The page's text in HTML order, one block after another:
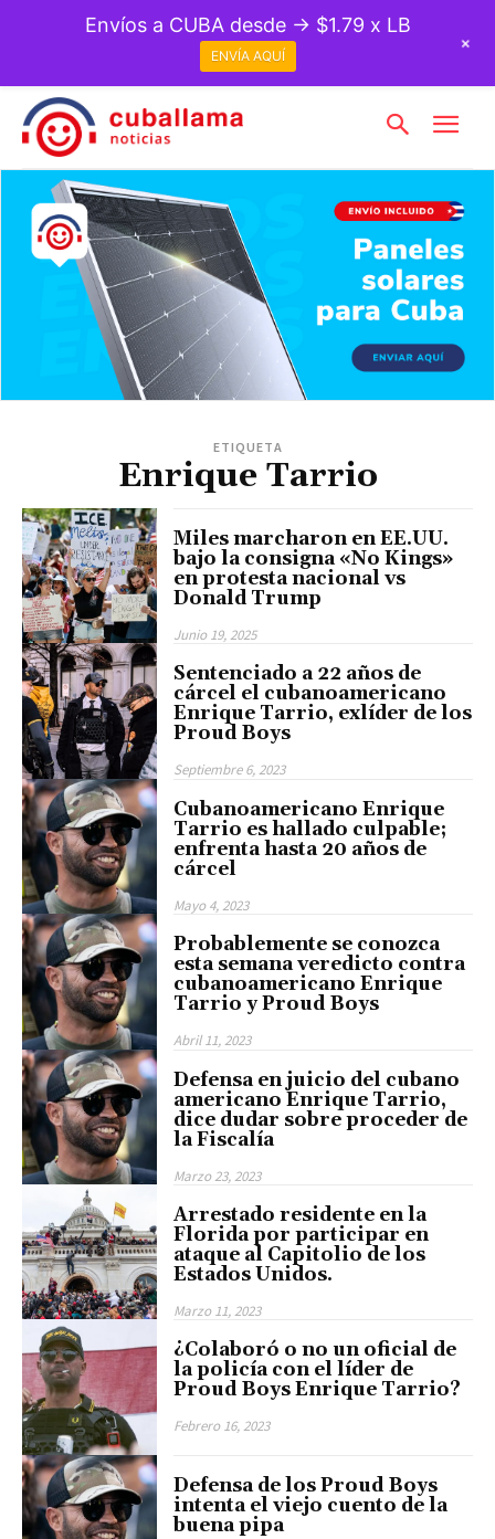
ETIQUETA
Enrique Tarrio
Miles marcharon en EE.UU.
bajo la consigna «No Kings»
en protesta nacional vs
Donald Trump
Junio 19, 2025
Sentenciado a 22 años de
cárcel el cubanoamericano
Enrique Tarrio, exlíder de los
Proud Boys
Septiembre 6, 2023
Cubanoamericano Enrique
Tarrio es hallado culpable;
enfrenta hasta 20 años de
cárcel
Mayo 4, 2023
Probablemente se conozca
esta semana veredicto contra
cubanoamericano Enrique
Tarrio y Proud Boys
Abril 11, 2023
Defensa en juicio del cubano
americano Enrique Tarrio,
dice dudar sobre proceder de
la Fiscalía
Marzo 23, 2023
Arrestado residente en la
Florida por participar en
ataque al Capitolio de los
Estados Unidos.
Marzo 11, 2023
¿Colaboró o no un oficial de
la policía con el líder de
Proud Boys Enrique Tarrio?
Febrero 16, 2023
Defensa de los Proud Boys
intenta el viejo cuento de la
buena pipa
Envíos a CUBA desde → $1.79 x LB
ENVÍA AQUÍ
+